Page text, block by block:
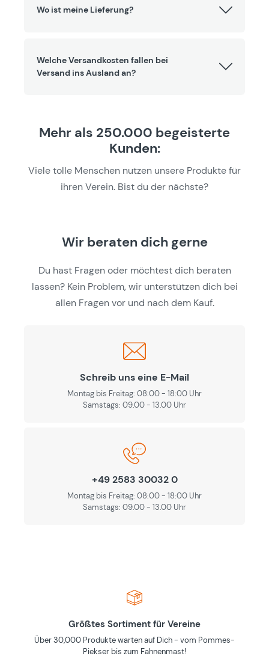
Wo ist meine Lieferung?
Welche Versandkosten fallen bei
Versand ins Ausland an?
Mehr als 250.000 begeisterte
Kunden:
Viele tolle Menschen nutzen unsere Produkte für
ihren Verein. Bist du der nächste?
Wir beraten dich gerne
Du hast Fragen oder möchtest dich beraten
lassen? Kein Problem, wir unterstützen dich bei
allen Fragen vor und nach dem Kauf.
Schreib uns eine E-Mail
Montag bis Freitag: 08:00 - 18:00 Uhr
Samstags: 09.00 - 13.00 Uhr
+49 2583 30032 0
Montag bis Freitag: 08:00 - 18:00 Uhr
Samstags: 09.00 - 13.00 Uhr
Größtes Sortiment für Vereine
Über 30,000 Produkte warten auf Dich - vom Pommes-
Piekser bis zum Fahnenmast!